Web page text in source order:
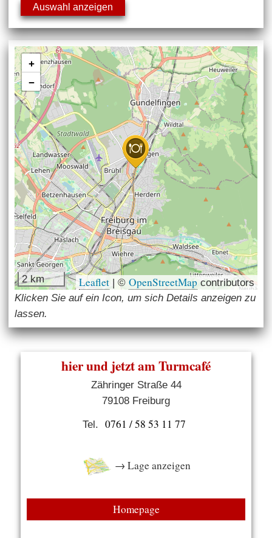
+
−
2 km Leaflet | © OpenStreetMapcontributors
Klicken Sie auf ein Icon, um sich Details anzeigen zu
lassen.
hier und jetzt am Turmcafé
Zähringer Straße 44
79108 Freiburg
Tel. 0761 / 58 53 11 77
→ Lage anzeigen
Homepage